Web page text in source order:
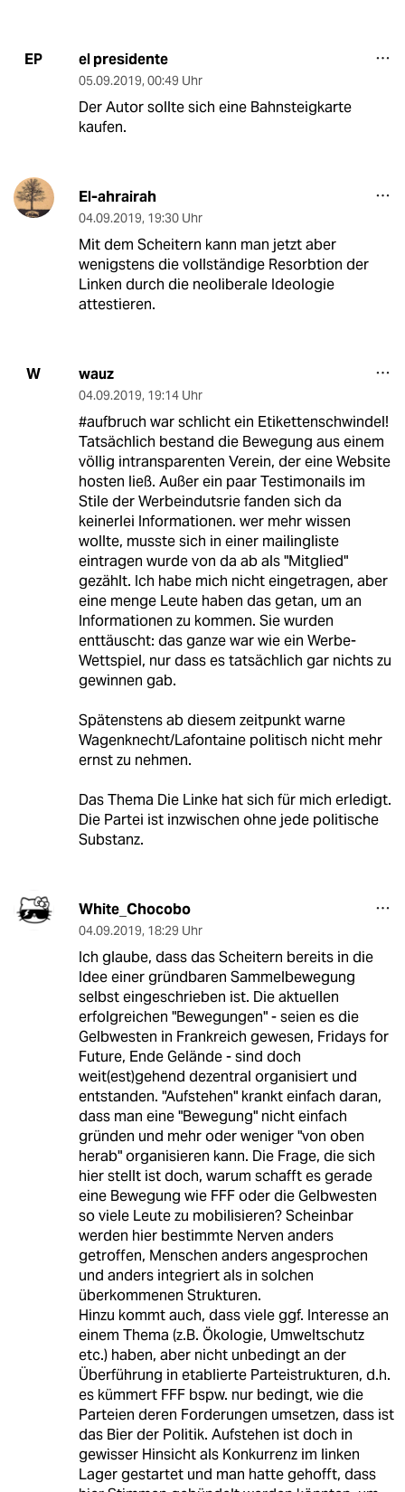
EP el presidente
05.09.2019, 00:49 Uhr
Der Autor sollte sich eine Bahnsteigkarte
kaufen.
El-ahrairah
04.09.2019, 19:30 Uhr
Mit dem Scheitern kann man jetzt aber
wenigstens die vollständige Resorbtion der
Linken durch die neoliberale Ideologie
attestieren.
W wauz
04.09.2019, 19:14 Uhr
#aufbruch war schlicht ein Etikettenschwindel!
Tatsächlich bestand die Bewegung aus einem
völlig intransparenten Verein, der eine Website
hosten ließ. Außer ein paar Testimonails im
Stile der Werbeindutsrie fanden sich da
keinerlei Informationen. wer mehr wissen
wollte, musste sich in einer mailingliste
eintragen wurde von da ab als "Mitglied"
gezählt. Ich habe mich nicht eingetragen, aber
eine menge Leute haben das getan, um an
Informationen zu kommen. Sie wurden
enttäuscht: das ganze war wie ein Werbe-
Wettspiel, nur dass es tatsächlich gar nichts zu
gewinnen gab.
Spätenstens ab diesem zeitpunkt warne
Wagenknecht/Lafontaine politisch nicht mehr
ernst zu nehmen.
Das Thema Die Linke hat sich für mich erledigt.
Die Partei ist inzwischen ohne jede politische
Substanz.
White_Chocobo
04.09.2019, 18:29 Uhr
Ich glaube, dass das Scheitern bereits in die
Idee einer gründbaren Sammelbewegung
selbst eingeschrieben ist. Die aktuellen
erfolgreichen "Bewegungen" - seien es die
Gelbwesten in Frankreich gewesen, Fridays for
Future, Ende Gelände - sind doch
weit(est)gehend dezentral organisiert und
entstanden. "Aufstehen" krankt einfach daran,
dass man eine "Bewegung" nicht einfach
gründen und mehr oder weniger "von oben
herab" organisieren kann. Die Frage, die sich
hier stellt ist doch, warum schafft es gerade
eine Bewegung wie FFF oder die Gelbwesten
so viele Leute zu mobilisieren? Scheinbar
werden hier bestimmte Nerven anders
getroffen, Menschen anders angesprochen
und anders integriert als in solchen
überkommenen Strukturen.
Hinzu kommt auch, dass viele ggf. Interesse an
einem Thema (z.B. Ökologie, Umweltschutz
etc.) haben, aber nicht unbedingt an der
Überführung in etablierte Parteistrukturen, d.h.
es kümmert FFF bspw. nur bedingt, wie die
Parteien deren Forderungen umsetzen, dass ist
das Bier der Politik. Aufstehen ist doch in
gewisser Hinsicht als Konkurrenz im linken
Lager gestartet und man hatte gehofft, dass